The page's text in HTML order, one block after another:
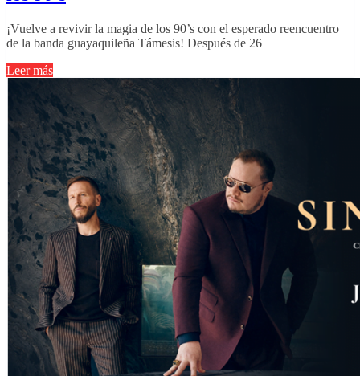
¡Vuelve a revivir la magia de los 90’s con el esperado reencuentro
de la banda guayaquileña Támesis! Después de 26
Leer más